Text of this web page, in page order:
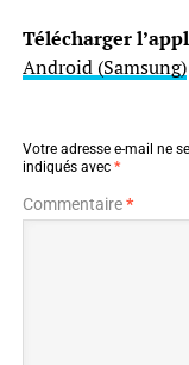
Télécharger
Android (Samsung)
Votre adresse e-mail ne
indiqués avec *
Commentaire*